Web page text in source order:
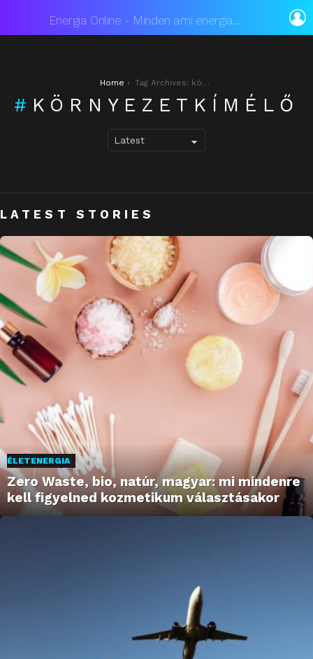
Energia Online - Minden ami energia...
Home Tag Archives: környezetkímélő
KÖRNYEZETKÍMÉLŐ
LATEST STORIES
ÉLETENERGIA
Zero Waste, bio, natúr, magyar: mi mindenre
kell figyelned kozmetikum választásakor